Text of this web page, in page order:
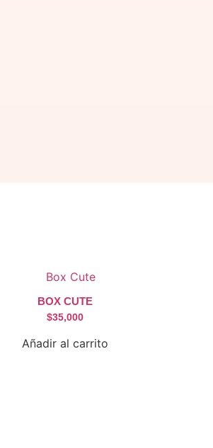
BOX CUTE
$35,000
Añadir al carrito